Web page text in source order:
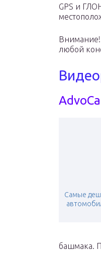
GPS и
Внимание!
любой
Самые
башмака.